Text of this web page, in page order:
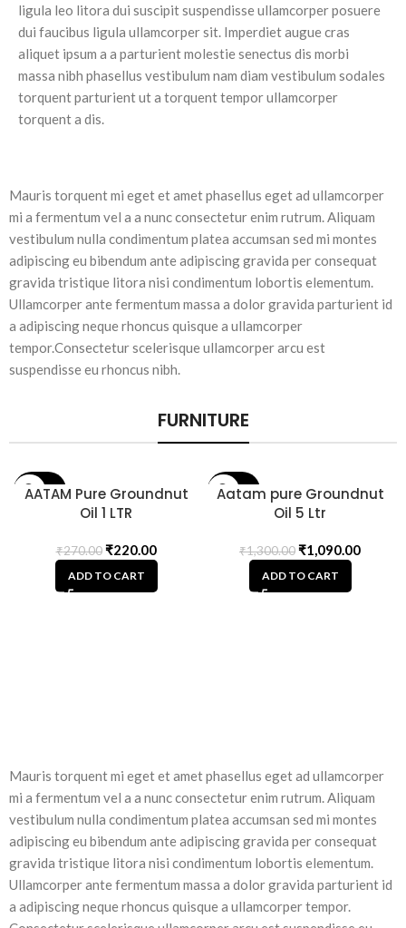
ligula leo litora dui suscipit suspendisse ullamcorper posuere
dui faucibus ligula ullamcorper sit. Imperdiet augue cras
aliquet ipsum a a parturient molestie senectus dis morbi
massa nibh phasellus vestibulum nam diam vestibulum sodales
torquent parturient ut a torquent tempor ullamcorper
torquent a dis.
Mauris torquent mi eget et amet phasellus eget ad ullamcorper
mi a fermentum vel a a nunc consectetur enim rutrum. Aliquam
vestibulum nulla condimentum platea accumsan sed mi montes
adipiscing eu bibendum ante adipiscing gravida per consequat
gravida tristique litora nisi condimentum lobortis elementum.
Ullamcorper ante fermentum massa a dolor gravida parturient id
a adipiscing neque rhoncus quisque a ullamcorper
tempor.Consectetur scelerisque ullamcorper arcu est
suspendisse eu rhoncus nibh.
FURNITURE
19% OFF
AATAM Pure Groundnut
Oil 1 LTR
₹270.00 ₹220.00
ADD TO CART
16% OFF
Aatam pure Groundnut
Oil 5 Ltr
₹1,300.00₹1,090.00
ADD TO CART
Mauris torquent mi eget et amet phasellus eget ad ullamcorper
mi a fermentum vel a a nunc consectetur enim rutrum. Aliquam
vestibulum nulla condimentum platea accumsan sed mi montes
adipiscing eu bibendum ante adipiscing gravida per consequat
gravida tristique litora nisi condimentum lobortis elementum.
Ullamcorper ante fermentum massa a dolor gravida parturient id
a adipiscing neque rhoncus quisque a ullamcorper tempor.